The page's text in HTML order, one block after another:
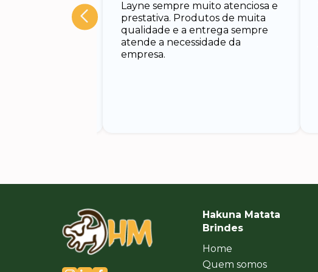
muito
e rápido em
Layne sempre muito atenciosa e
prestativa. Produtos de muita
qualidade e a entrega sempre
atende a necessidade da
empresa.
Hakuna Matata
Brindes
Home
Quem somos